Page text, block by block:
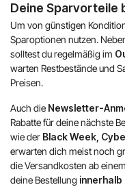
Deine Sparvorteile
Um von günstigen
Sparoptionen nutzen.
solltest du regelmäßig im
warten Restbestände und
Preisen.
Auch die Newsletter-
Rabatte für deine nächste
wie der Black Week,
erwarten dich meist noch
die Versandkosten ab
deine Bestellung